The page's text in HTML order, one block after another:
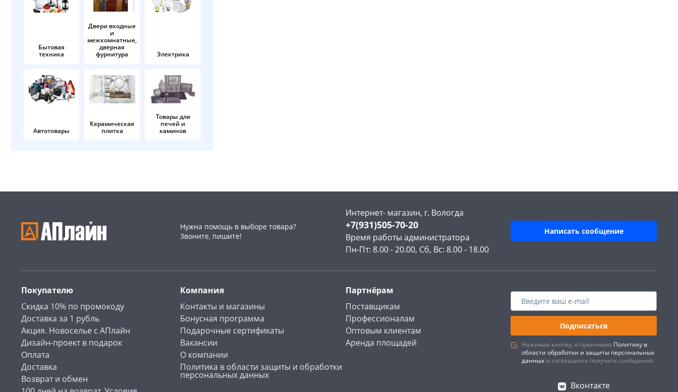
Бытовая
техника
Двери входные
и
межкомнатные,
дверная
фурнитура
Электрика
Автотовары
Керамическая
плитка
Товары для
печей и
каминов
Нужна помощь в выборе товара?
Звоните, пишите!
Интернет- магазин, г. Вологда
+7(931)505-70-20
Время работы администратора
Пн-Пт: 8.00 - 20.00, Сб, Вс: 8.00 - 18.00
Написать сообщение
Покупателю
Скидка 10% по промокоду
Доставка за 1 рубль
Акция. Новоселье с АПлайн
Дизайн-проект в подарок
Оплата
Доставка
Возврат и обмен
Компания
Контакты и магазины
Бонусная программа
Подарочные сертификаты
Вакансии
О компании
Политика в области защиты и обработки
персональных данных
Партнёрам
Поставщикам
Профессионалам
Оптовым клиентам
Аренда площадей
Подписаться
Нажимая кнопку, я принимаю Политику в
области обработки и защиты персональных
данных и соглашаюсь получать сообщения.
Вконтакте
раз в 2 недели